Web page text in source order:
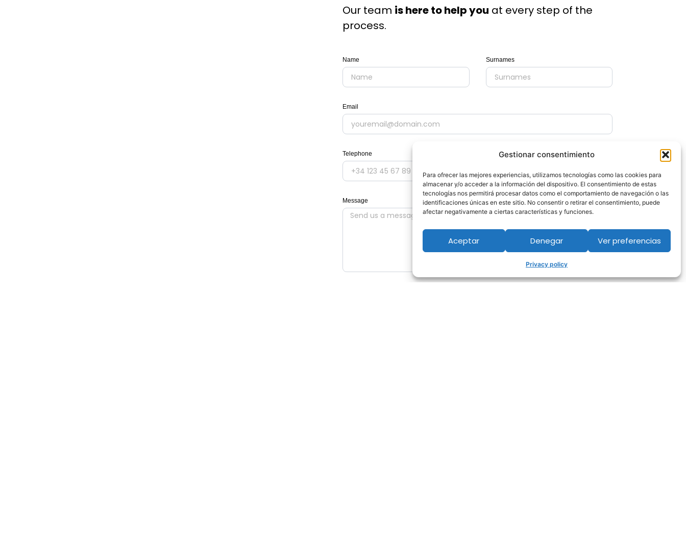
Gestionar consentimiento
Para ofrecer las mejores experiencias, utilizamos tecnologías como las cookies para
almacenar y/o acceder a la información del dispositivo. El consentimiento de estas
tecnologías nos permitirá procesar datos como el comportamiento de navegación o las
identificaciones únicas en este sitio. No consentir o retirar el consentimiento, puede
afectar negativamente a ciertas características y funciones.
Aceptar Denegar Ver preferencias
Privacy policy
Our team is here to help you at every step of the
process.
Name Surnames
Email
Telephone
Message